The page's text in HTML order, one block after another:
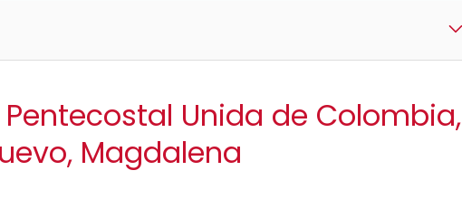
Unida de Colombia,
Magdalena